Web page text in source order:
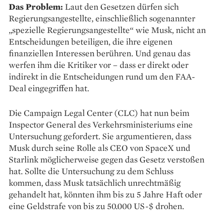
Das Problem: Laut den Gesetzen dürfen sich
Regierungsangestellte, einschließlich sogenannter
„spezielle Regierungsangestellte“ wie Musk, nicht an
Entscheidungen beteiligen, die ihre eigenen
finanziellen Interessen berühren. Und genau das
werfen ihm die Kritiker vor – dass er direkt oder
indirekt in die Entscheidungen rund um den FAA-
Deal eingegriffen hat.
Die Campaign Legal Center (CLC) hat nun beim
Inspector General des Verkehrsministeriums eine
Untersuchung gefordert. Sie argumentieren, dass
Musk durch seine Rolle als CEO von SpaceX und
Starlink möglicherweise gegen das Gesetz verstoßen
hat. Sollte die Untersuchung zu dem Schluss
kommen, dass Musk tatsächlich unrechtmäßig
gehandelt hat, könnten ihm bis zu 5 Jahre Haft oder
eine Geldstrafe von bis zu 50.000 US-$ drohen.